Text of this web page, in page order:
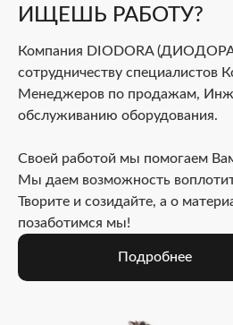
ИЩЕШЬ РАБОТУ?
Компания DIODORA
сотрудничеству специалистов
Менеджеров по продажам,
обслуживанию оборудования.
Своей работой мы помогаем
Мы даем возможность
Творите и созидайте, а о
позаботимся мы!
Подробнее